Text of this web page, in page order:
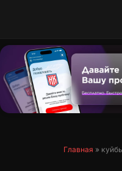
Главная »
Аварийное
Насколько
аварийное